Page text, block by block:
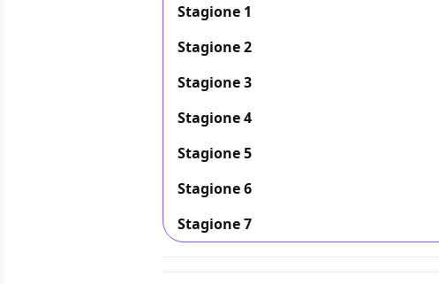
Stagione 1
Stagione 2
Stagione 3
Stagione 4
Stagione 5
Stagione 6
Stagione 7